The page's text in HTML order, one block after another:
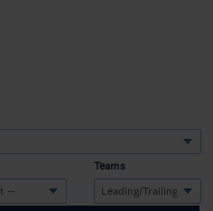
Teams